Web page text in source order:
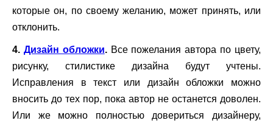
которые он, по своему желанию, может принять, или
отклонить.
4. Дизайн обложки.Все пожелания автора по цвету,
рисунку, стилистике дизайна будут учтены.
Исправления в текст или дизайн обложки можно
вносить до тех пор, пока автор не останется доволен.
Или же можно полностью довериться дизайнеру,